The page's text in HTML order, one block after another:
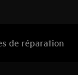
de réparation